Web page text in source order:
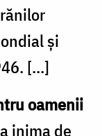
şi
[…]
oamenii
inima de